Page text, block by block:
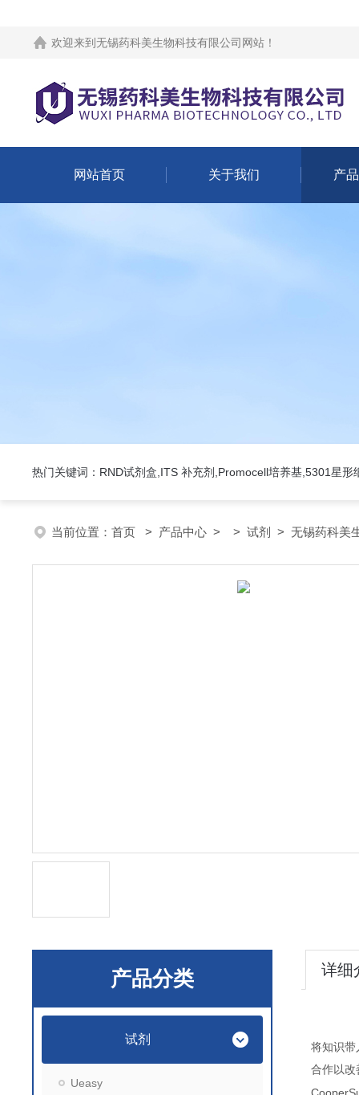
欢迎来到 无锡药科美生物科技有限公司网站 ！
网站首页 关于我们 产
热门关键词：RND试剂盒,ITS 补充剂,Promocell培养基,5301星形
当前位置： 首页 > 产品中心 > > 试剂 > 无锡药科美
产品分类
试剂
Ueasy
详细
将知识带
合作以改